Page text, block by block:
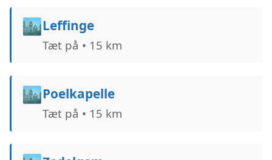
🏙️Leffinge
Tæt på • 15 km
🏙️Poelkapelle
Tæt på • 15 km